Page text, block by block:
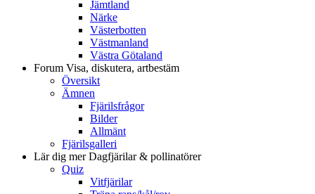
Jämtland
Närke
Västerbotten
Västmanland
Västra Götaland
Forum Visa, diskutera, artbestäm
Översikt
Ämnen
Fjärilsfrågor
Bilder
Allmänt
Fjärilsgalleri
Lär dig merDagfjärilar & pollinatörer
Quiz
Vitfjärilar